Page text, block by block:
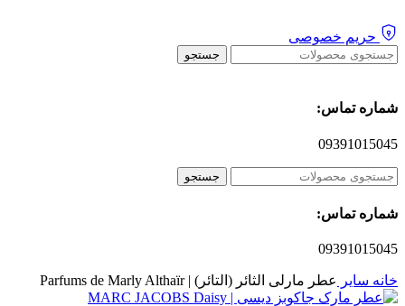
حریم خصوصی
جستجو
شماره تماس:
09391015045
جستجو
شماره تماس:
09391015045
خانه سایر عطر مارلی الثائر (التائر) | Parfums de Marly Althaïr